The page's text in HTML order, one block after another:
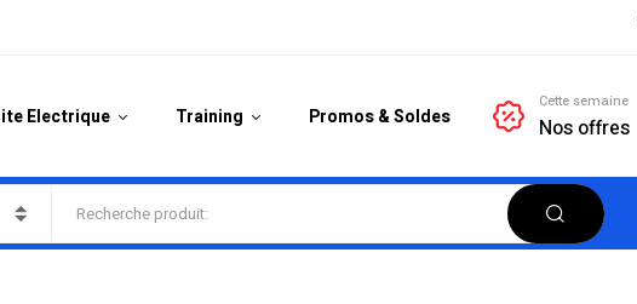
Electrique Training Promos & Soldes
Cette semaine
Nos offres